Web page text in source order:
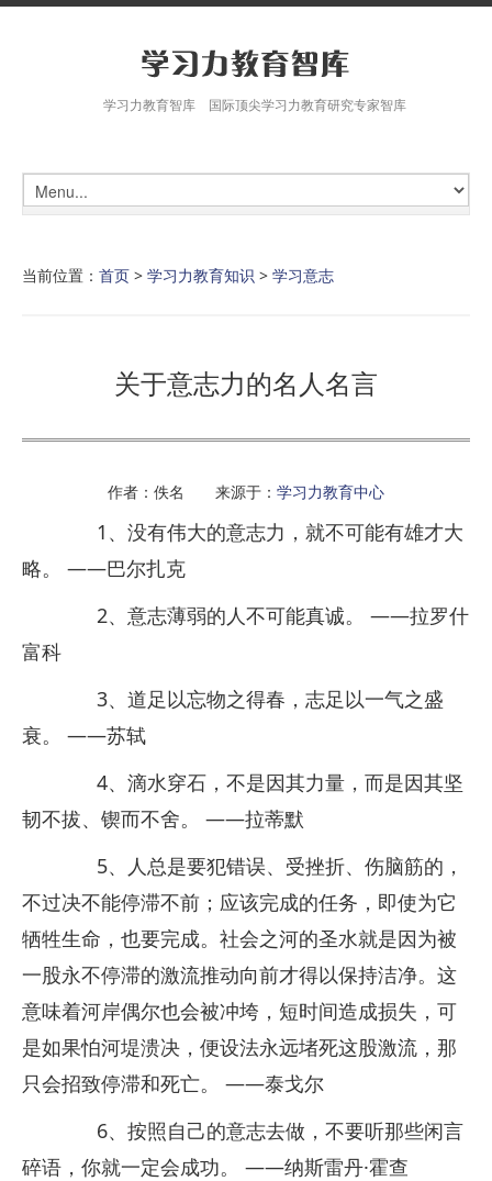
学习力教育智库 国际顶尖学习力教育研究专家智库
当前位置： 首页 > 学习力教育知识 > 学习意志
关于意志力的名人名言
作者：佚名 来源于： 学习力教育中心
1、没有伟大的意志力，就不可能有雄才大
略。 ——巴尔扎克
2、意志薄弱的人不可能真诚。 ——拉罗什
富科
3、道足以忘物之得春，志足以一气之盛
衰。 ——苏轼
4、滴水穿石，不是因其力量，而是因其坚
韧不拔、锲而不舍。 ——拉蒂默
5、人总是要犯错误、受挫折、伤脑筋的，
不过决不能停滞不前；应该完成的任务，即使为它
牺牲生命，也要完成。社会之河的圣水就是因为被
一股永不停滞的激流推动向前才得以保持洁净。这
意味着河岸偶尔也会被冲垮，短时间造成损失，可
是如果怕河堤溃决，便设法永远堵死这股激流，那
只会招致停滞和死亡。 ——泰戈尔
6、按照自己的意志去做，不要听那些闲言
碎语，你就一定会成功。 ——纳斯雷丹·霍查